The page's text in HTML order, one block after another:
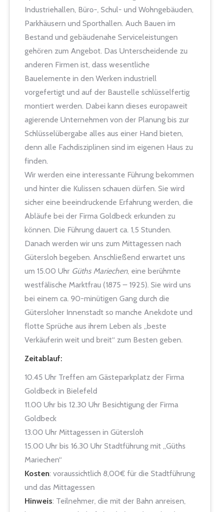
Industriehallen, Büro-, Schul- und Wohngebäuden,
Parkhäusern und Sporthallen. Auch Bauen im
Bestand und gebäudenahe Serviceleistungen
gehören zum Angebot. Das Unterscheidende zu
anderen Firmen ist, dass wesentliche
Bauelemente in den Werken industriell
vorgefertigt und auf der Baustelle schlüsselfertig
montiert werden. Dabei kann dieses europaweit
agierende Unternehmen von der Planung bis zur
Schlüsselübergabe alles aus einer Hand bieten,
denn alle Fachdisziplinen sind im eigenen Haus zu
finden.
Wir werden eine interessante Führung bekommen
und hinter die Kulissen schauen dürfen. Sie wird
sicher eine beeindruckende Erfahrung werden, die
Abläufe bei der Firma Goldbeck erkunden zu
können. Die Führung dauert ca. 1,5 Stunden.
Danach werden wir uns zum Mittagessen nach
Gütersloh begeben. Anschließend erwartet uns
um 15.00 Uhr Güths Mariechen, eine berühmte
westfälische Marktfrau (1875 – 1925). Sie wird uns
bei einem ca. 90-minütigen Gang durch die
Gütersloher Innenstadt so manche Anekdote und
flotte Sprüche aus ihrem Leben als „beste
Verkäuferin weit und breit“ zum Besten geben.
Zeitablauf:
10.45 Uhr Treffen am Gästeparkplatz der Firma
Goldbeck in Bielefeld
11.00 Uhr bis 12.30 Uhr Besichtigung der Firma
Goldbeck
13.00 Uhr Mittagessen in Gütersloh
15.00 Uhr bis 16.30 Uhr Stadtführung mit „Güths
Mariechen“
Kosten: voraussichtlich 8,00€ für die Stadtführung
und das Mittagessen
Hinweis: Teilnehmer, die mit der Bahn anreisen,